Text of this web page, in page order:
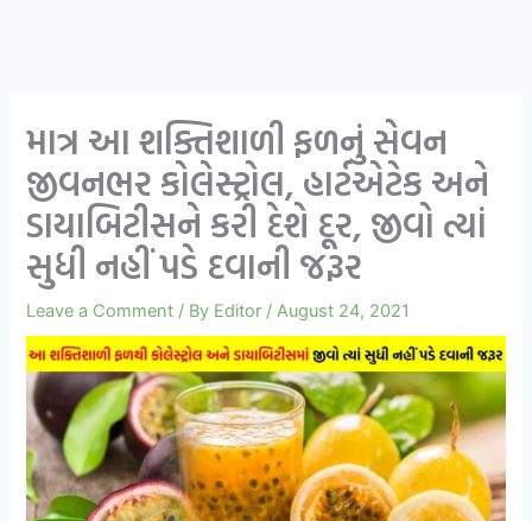
માત્ર આ શક્તિશાળી ફળનું સેવન
જીવનભર કોલેસ્ટ્રોલ, હાર્ટએટેક અને
ડાયાબિટીસને કરી દેશે દૂર, જીવો ત્યાં
સુધી નહીં પડે દવાની જરૂર
Leave a Comment / By Editor / August 24, 2021